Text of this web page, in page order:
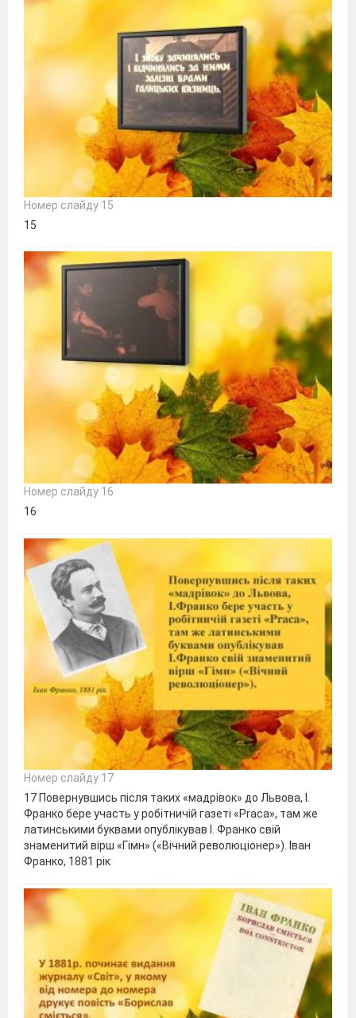
Номер слайду 15
15
Номер слайду 16
16
Номер слайду 17
17 Повернувшись після таких «мадрівок» до Львова, І.
Франко бере участь у робітничій газеті «Praca», там же
латинськими буквами опублікував І. Франко свій
знаменитий вірш «Гімн» («Вічний революціонер»). Іван
Франко, 1881 рік